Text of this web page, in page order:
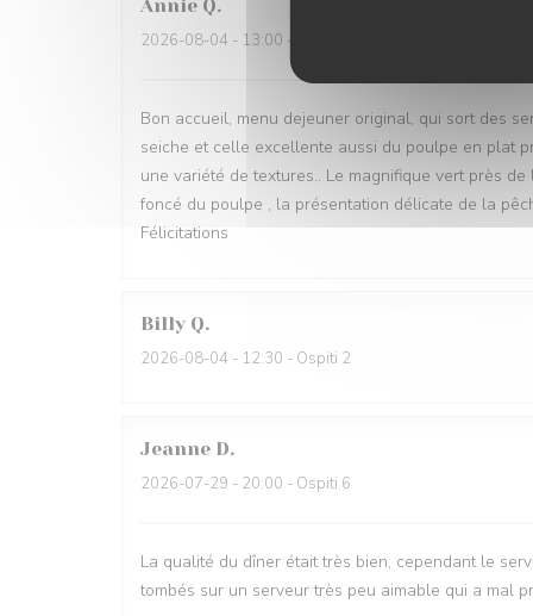
Annie Q
2026-08-04 - 13:00 - Ospiti 3
Bon accueil, menu dejeuner original, qui sort des
seiche et celle excellente aussi du poulpe en plat
une variété de textures.. Le magnifique vert près
foncé du poulpe , la présentation délicate de la
Félicitations
Billy Q
2026-08-04 - 12:30 - Ospiti 2
Jeanne D
2026-07-29 - 20:00 - Ospiti 6
La qualité du dîner était très bien, cependant le
tombés sur un serveur très peu aimable qui a mal